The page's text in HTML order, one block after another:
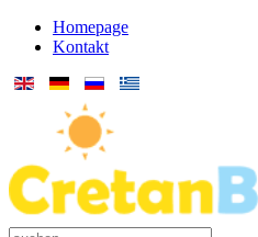
Homepage
Kontakt